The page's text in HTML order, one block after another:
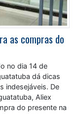
as compras do
no dia 14 de
dá dicas
indesejáveis. De
Aliex
do presente na